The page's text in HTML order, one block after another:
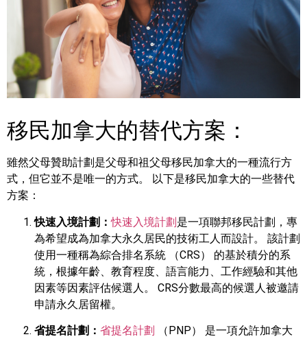
移民加拿大的替代方案：
雖然父母贊助計劃是父母和祖父母移民加拿大的一種流行方
式，但它並不是唯一的方式。 以下是移民加拿大的一些替代
方案：
快速入境計劃：快速入境計劃是一項聯邦移民計劃，專
為希望成為加拿大永久居民的技術工人而設計。 該計劃
使用一種稱為綜合排名系統 （CRS） 的基於積分的系
統，根據年齡、教育程度、語言能力、工作經驗和其他
因素等因素評估候選人。 CRS分數最高的候選人被邀請
申請永久居留權。
省提名計劃： 省提名計劃
（PNP） 是一項允許加拿大